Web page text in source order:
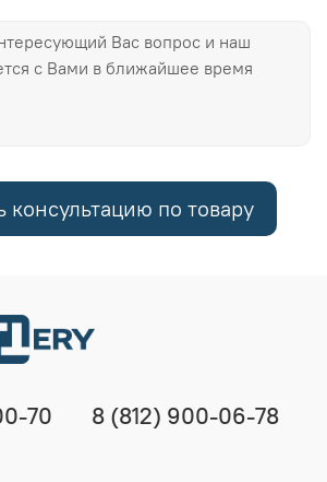
консультацию по товару
70 8 (812) 900-06-78